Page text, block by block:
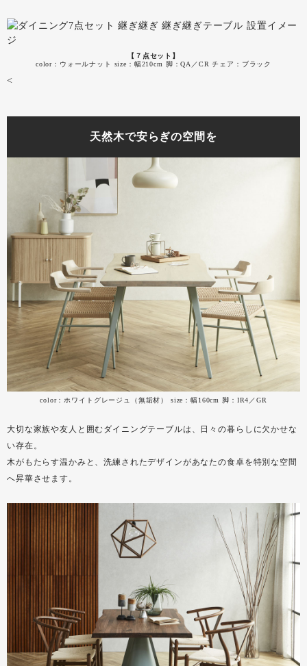
【７点セット】
color：ウォールナット size：幅210cm 脚：QA／CR チェア：ブラック
<
天然木で安らぎの空間を
color：ホワイトグレージュ（無垢材） size：幅160cm 脚：IR4／GR
大切な家族や友人と囲むダイニングテーブルは、日々の暮らしに欠かせな
い存在。
木がもたらす温かみと、洗練されたデザインがあなたの食卓を特別な空間
へ昇華させます。